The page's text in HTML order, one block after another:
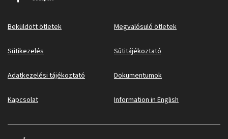
Beküldött ötletek Megvalósuló ötletek
Sütikezelés Sütitájékoztató
Adatkezelési tájékoztató Dokumentumok
Kapcsolat Information in English